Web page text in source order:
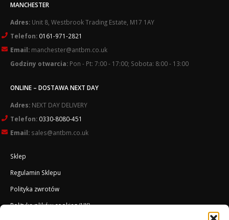
MANCHESTER
Adres: Unit 8, Westbrook Trading Estate, M17 1AY
Telefon: 0161-971-2821
Email: manchester@antbm.co.uk
Godziny otwarcia: Pon - Pt: 7:00 - 17:00; Sobota: 8:00 - 13:00
ONLINE – DOSTAWA NEXT DAY
Adres: NEXT DAY DELIVERY
Telefon: 0330-8080-451
Email: sales@antbm.co.uk
Sklep
Regulamin Sklepu
Polityka zwrotów
Polityka plików cookies (UK)